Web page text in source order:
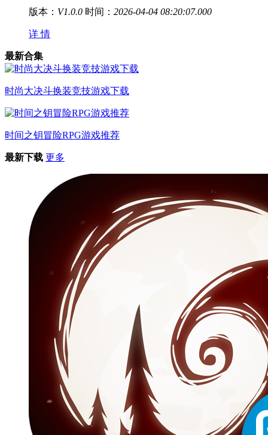
版本： V1.0.0 时间： 2026-04-04 08:20:07.000
详 情
最新合集
时尚大决斗换装竞技游戏下载
时间之钥冒险RPG游戏推荐
最新下载 更多